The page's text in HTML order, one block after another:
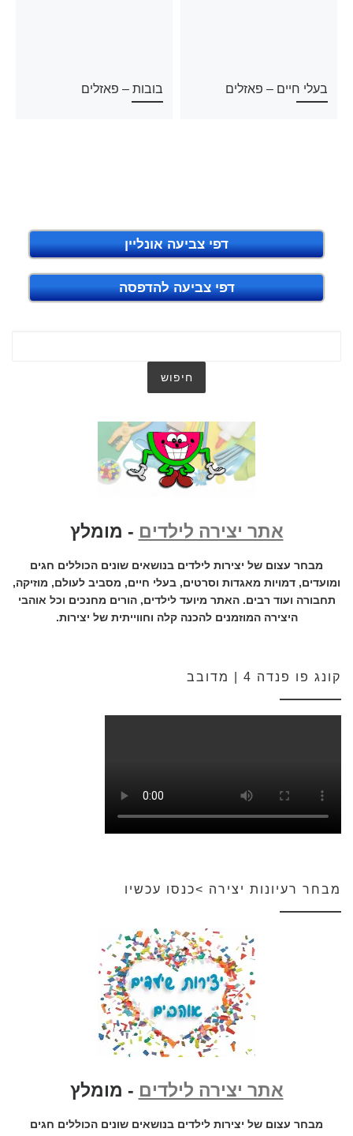
בעלי חיים – פאזלים בובות – פאזלים
דפי צביעה אונליין
דפי צביעה להדפסה
אתר יצירה לילדים - מומלץ
מבחר עצום של יצירות לילדים בנושאים שונים הכוללים חגים
ומועדים, דמויות מאגדות וסרטים, בעלי חיים, מסביב לעולם, מוזיקה,
תחבורה ועוד רבים. האתר מיועד לילדים, הורים מחנכים וכל אוהבי
היצירה המוזמנים להכנה קלה וחווייתית של יצירות.
קונג פו פנדה 4 | מדובב
מבחר רעיונות יצירה >כנסו עכשיו
אתר יצירה לילדים - מומלץ
מבחר עצום של יצירות לילדים בנושאים שונים הכוללים חגים